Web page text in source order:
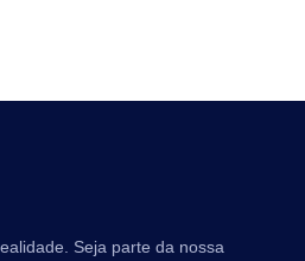
Seja parte da nossa